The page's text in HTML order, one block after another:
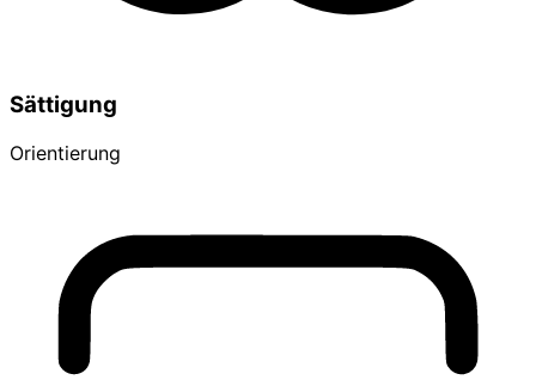
Sättigung
Orientierung